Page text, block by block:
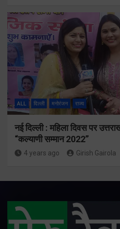
ALL दिल्ली मनोरंजन राज्य
नई दिल्ली : महिला दिवस पर
“कल्याणी सम्मान 2022”
4 years ago Girish Gairola